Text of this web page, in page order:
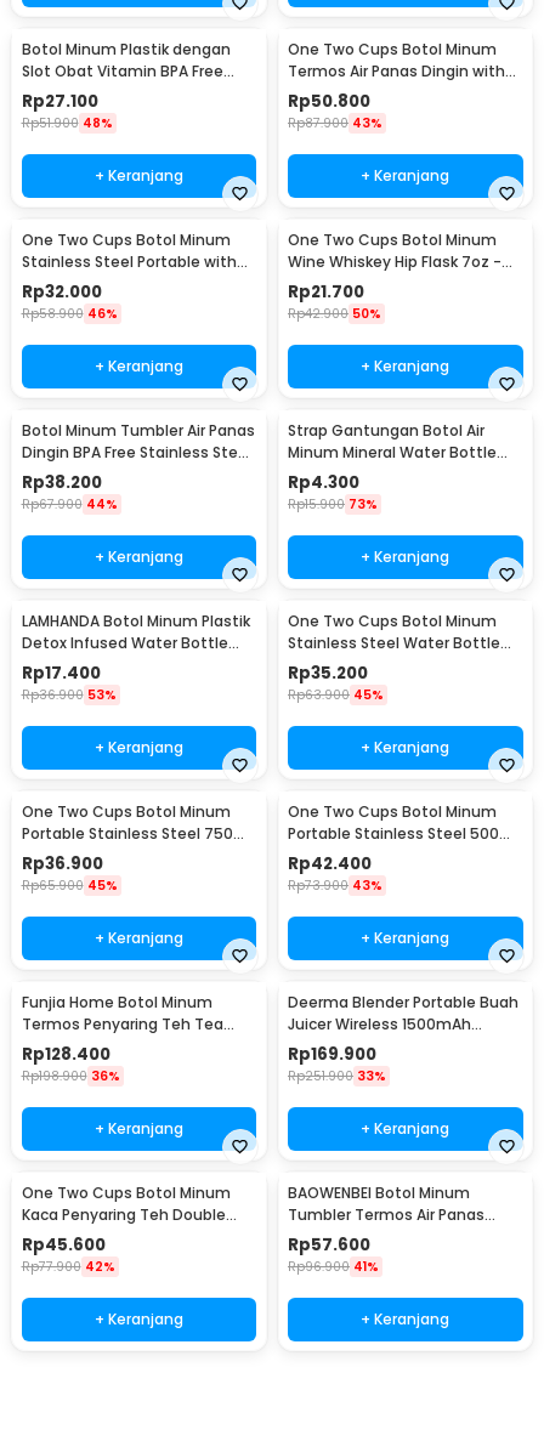
Botol Minum Plastik dengan
Slot Obat Vitamin BPA Free
600ml - 830
Rp27.100
Rp51.900 48%
+ Keranjang
One Two Cups Botol Minum
Termos Air Panas Dingin with
Cup Head 500ml - SUS304
Rp50.800
Rp87.900 43%
+ Keranjang
One Two Cups Botol Minum
Stainless Steel Portable with
Carabiner 750ml - GBD
Rp32.000
Rp58.900 46%
+ Keranjang
One Two Cups Botol Minum
Wine Whiskey Hip Flask 7oz -
F0212
Rp21.700
Rp42.900 50%
+ Keranjang
Botol Minum Tumbler Air Panas
Dingin BPA Free Stainless Steel
350ml - HS-6983
Rp38.200
Rp67.900 44%
+ Keranjang
Strap Gantungan Botol Air
Minum Mineral Water Bottle
Belt Hanger - 3330
Rp4.300
Rp15.900 73%
+ Keranjang
LAMHANDA Botol Minum Plastik
Detox Infused Water Bottle
BPA Free 1L - QWF236
Rp17.400
Rp36.900 53%
+ Keranjang
One Two Cups Botol Minum
Stainless Steel Water Bottle
300ml - YM006
Rp35.200
Rp63.900 45%
+ Keranjang
One Two Cups Botol Minum
Portable Stainless Steel 750ml
- YM006
Rp36.900
Rp65.900 45%
+ Keranjang
One Two Cups Botol Minum
Portable Stainless Steel 500ml
- YM006
Rp42.400
Rp73.900 43%
+ Keranjang
Funjia Home Botol Minum
Termos Penyaring Teh Tea
Infuser 520ml
Rp128.400
Rp198.900 36%
+ Keranjang
Deerma Blender Portable Buah
Juicer Wireless 1500mAh
400ml - DEM-NU05
Rp169.900
Rp251.900 33%
+ Keranjang
One Two Cups Botol Minum
Kaca Penyaring Teh Double
Wall 230ml - X9001
Rp45.600
Rp77.900 42%
+ Keranjang
BAOWENBEI Botol Minum
Tumbler Termos Air Panas
Dingin Stainless 500ml - A1A0
Rp57.600
Rp96.900 41%
+ Keranjang